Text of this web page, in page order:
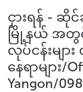
ငှားရန် - ဆိုင်
မြို့နယ် အတွင်
လုပ်ငန်းမျ
နေရာများ/
Yangon/